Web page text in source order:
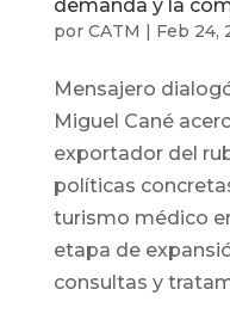
demanda y la
por CATM | Feb 24,
Mensajero
Miguel Cané
exportador del
políticas
turismo médico
etapa de
consultas y